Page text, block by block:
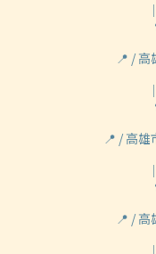
📍 /
📍 / 高
📍 /